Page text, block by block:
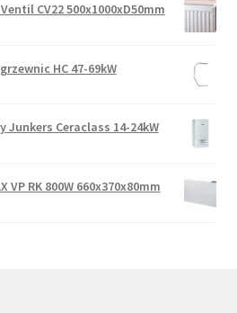
CV22 500x1000xD50mm
HC 47-69kW
Ceraclass 14-24kW
RK 800W 660x370x80mm